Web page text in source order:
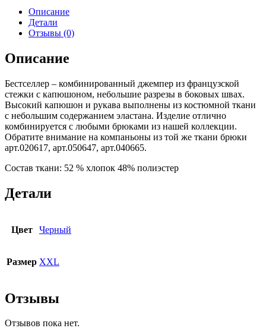
Описание
Детали
Отзывы (0)
Описание
Бестселлер – комбинированный джемпер из французской
стежки с капюшоном, небольшие разрезы в боковых швах.
Высокий капюшон и рукава выполнены из костюмной ткани
с небольшим содержанием эластана. Изделие отлично
комбинируется с любыми брюками из нашей коллекции.
Обратите внимание на компаньоны из той же ткани брюки
арт.020617, арт.050647, арт.040665.
Состав ткани: 52 % хлопок 48% полиэстер
Детали
Цвет Черный
Размер XXL
Отзывы
Отзывов пока нет.